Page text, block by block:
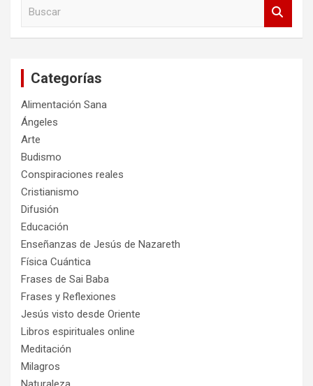
Categorías
Alimentación Sana
Ángeles
Arte
Budismo
Conspiraciones reales
Cristianismo
Difusión
Educación
Enseñanzas de Jesús de Nazareth
Física Cuántica
Frases de Sai Baba
Frases y Reflexiones
Jesús visto desde Oriente
Libros espirituales online
Meditación
Milagros